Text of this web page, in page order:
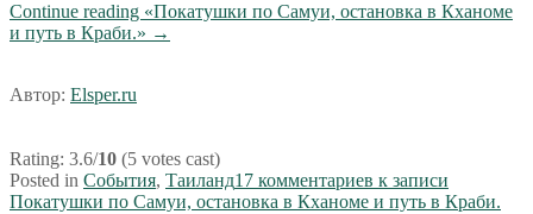
Continue reading «Покатушки по Самуи, остановка в Кханоме
и путь в Краби.» →
Автор: Elsper.ru
Rating: 3.6/10 (5 votes cast)
Posted in События, Таиланд17 комментариев к записи
Покатушки по Самуи, остановка в Кханоме и путь в Краби.